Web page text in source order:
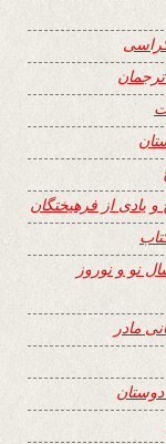
یادی از فرهیختگان
نو و نوروز
مادر